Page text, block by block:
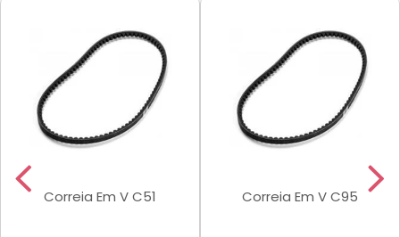
Correia Em V C51 Correia Em V C95